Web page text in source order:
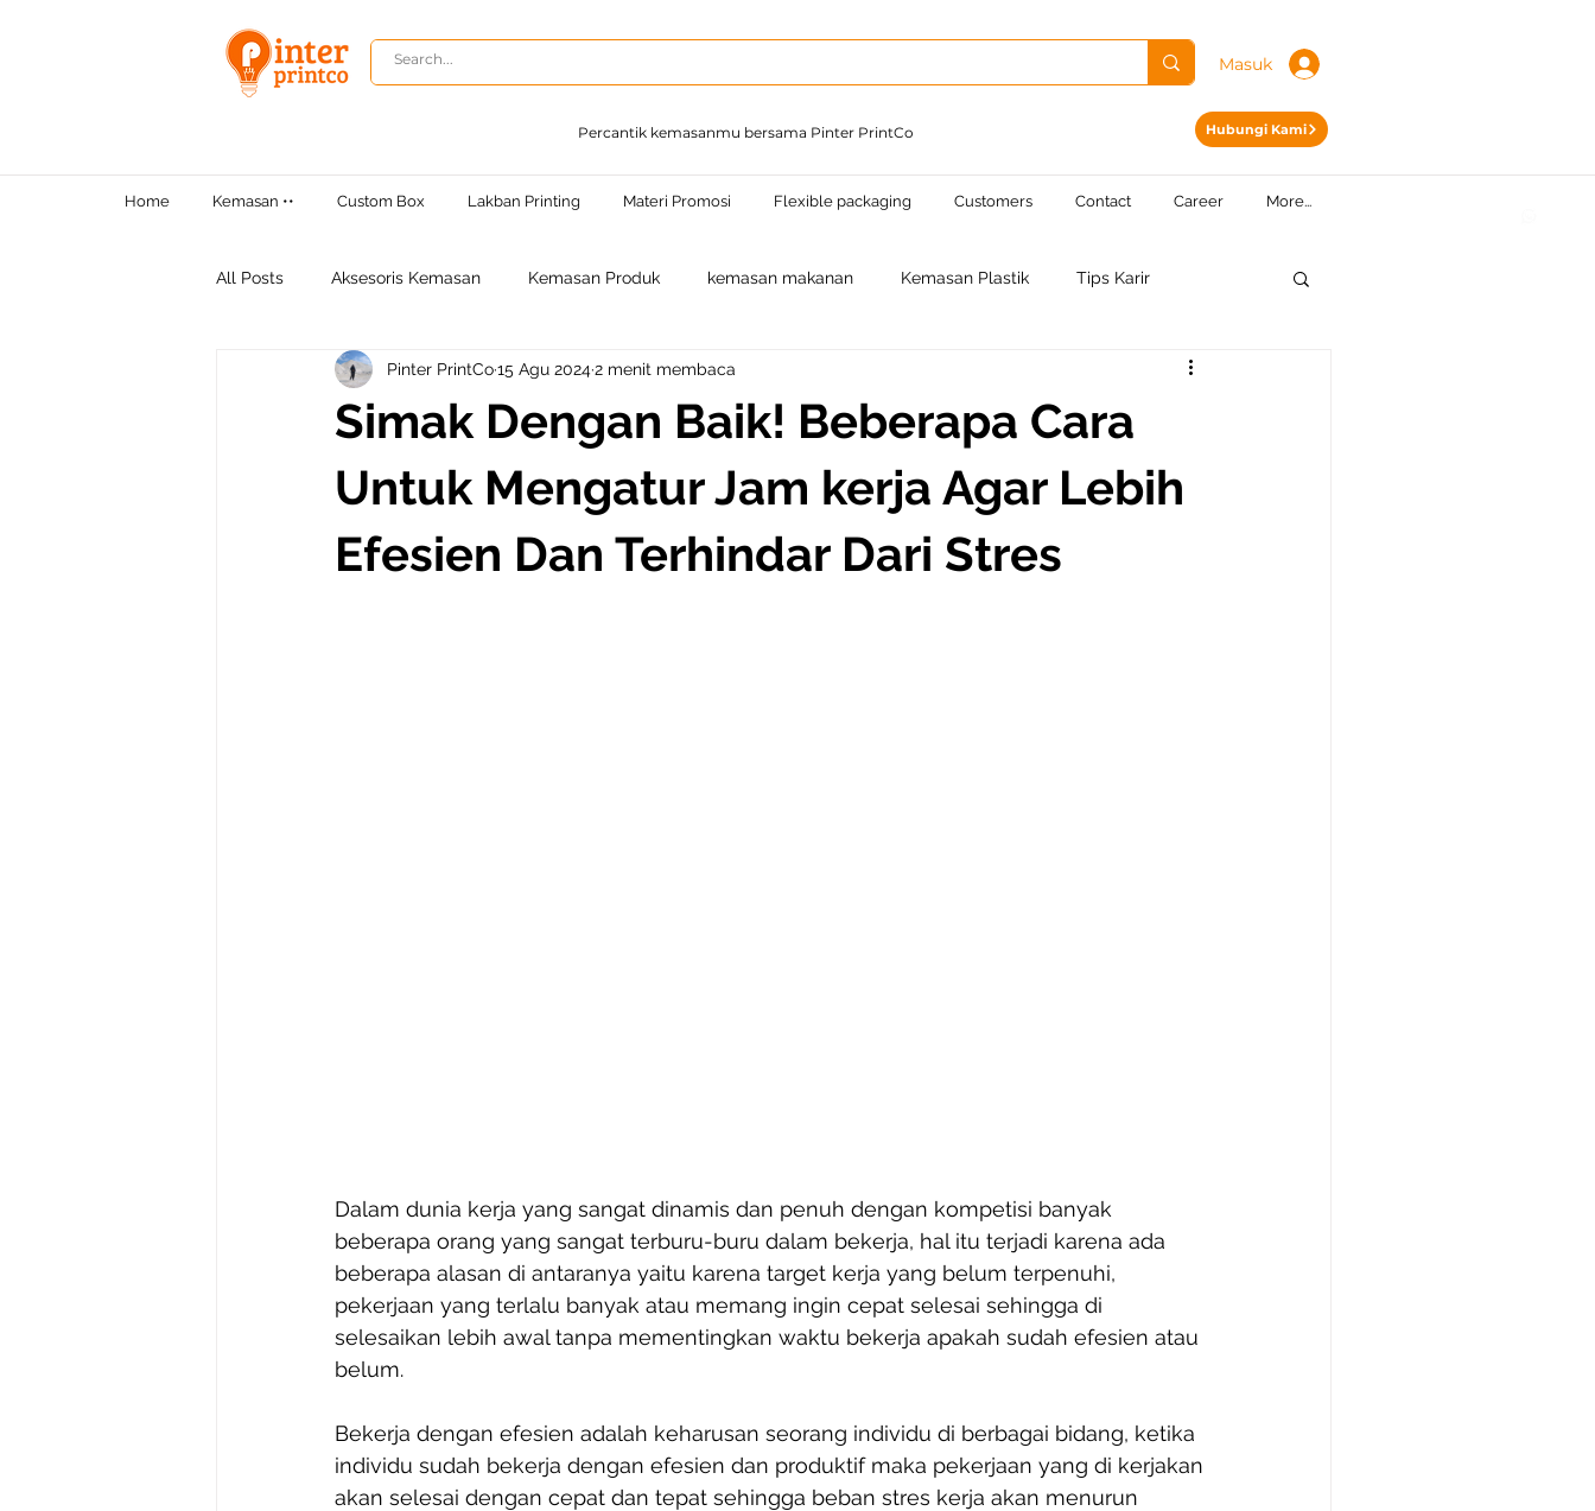
Masuk
Percantik kemasanmu bersama Pinter PrintCo Hubungi Kami
Home Kemasan •• Custom Box Lakban Printing Materi Promosi Flexible packaging Customers Contact Career More...
All Posts Aksesoris Kemasan Kemasan Produk kemasan makanan Kemasan Plastik Tips Karir
Tips Bisnis
Simak Dengan Baik! Beberapa Cara
Untuk Mengatur Jam kerja Agar Lebih
Efesien Dan Terhindar Dari Stres
Pinter PrintCo15 Agu 20242 menit membaca
Dalam dunia kerja yang sangat dinamis dan penuh dengan kompetisi banyak
beberapa orang yang sangat terburu-buru dalam bekerja, hal itu terjadi karena ada
beberapa alasan di antaranya yaitu karena target kerja yang belum terpenuhi,
pekerjaan yang terlalu banyak atau memang ingin cepat selesai sehingga di
selesaikan lebih awal tanpa mementingkan waktu bekerja apakah sudah efesien atau
belum.
Bekerja dengan efesien adalah keharusan seorang individu di berbagai bidang, ketika
individu sudah bekerja dengan efesien dan produktif maka pekerjaan yang di kerjakan
akan selesai dengan cepat dan tepat sehingga beban stres kerja akan menurun